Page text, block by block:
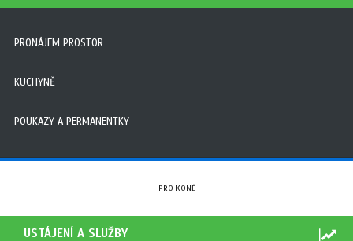
PRONÁJEM PROSTOR
KUCHYNĚ
POUKAZY A PERMANENTKY
PRO KONĚ
USTÁJENÍ A SLUŽBY